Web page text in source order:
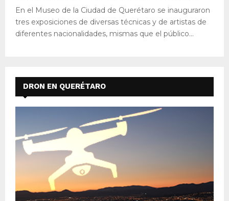
En el Museo de la Ciudad de Querétaro se inauguraron
tres exposiciones de diversas técnicas y de artistas de
diferentes nacionalidades, mismas que el público...
DRON EN QUERÉTARO